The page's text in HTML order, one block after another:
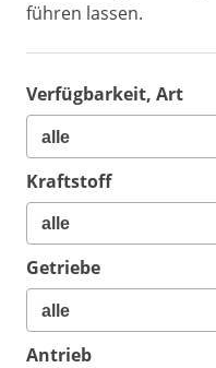
führen lassen.
Verfügbarkeit, Art
Kraftstoff
Getriebe
Antrieb